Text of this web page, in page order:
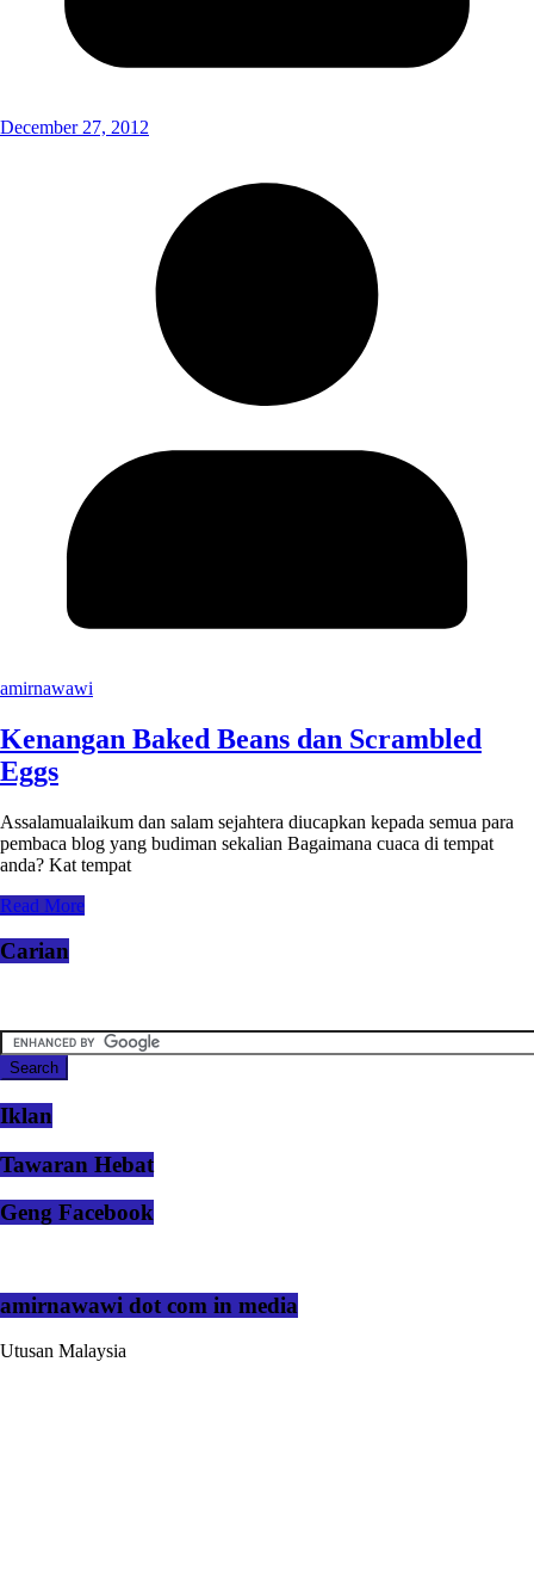
December 27, 2012
amirnawawi
Kenangan Baked Beans dan Scrambled
Eggs
Assalamualaikum dan salam sejahtera diucapkan kepada semua para
pembaca blog yang budiman sekalian Bagaimana cuaca di tempat
anda? Kat tempat
Read More
Carian
Iklan
Tawaran Hebat
Geng Facebook
amirnawawi dot com in media
Utusan Malaysia